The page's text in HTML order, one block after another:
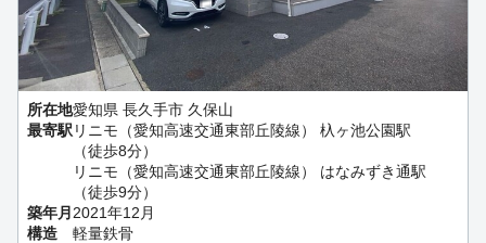
所在地愛知県 長久手市 久保山
最寄駅 リニモ（愛知高速交通東部丘陵線） 杁ヶ池公園駅
（徒歩8分）
リニモ（愛知高速交通東部丘陵線） はなみずき通駅
（徒歩9分）
築年月 2021年12月
構造
軽量鉄骨